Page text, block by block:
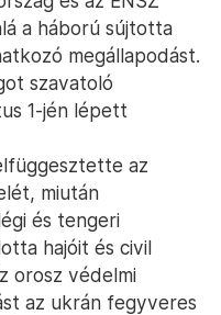
a háború sújtotta
megállapodást.
szavatoló
1-jén lépett
az
miután
és tengeri
hajóit és civil
orosz védelmi
az ukrán fegyveres